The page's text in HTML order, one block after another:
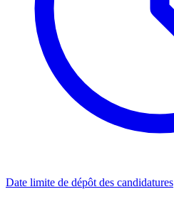
Date limite de dépôt des candidatures